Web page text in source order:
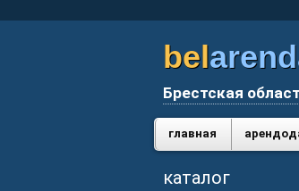
bel
Брестская
главная
каталог